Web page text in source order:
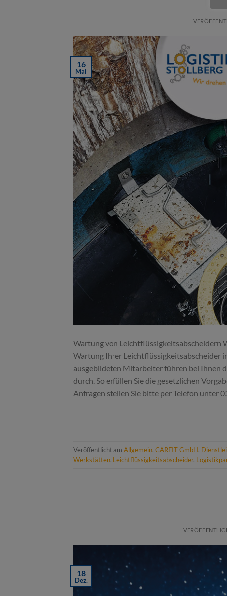
16
Mai
Wartung von Leichtflüssigkeitsabscheidern
Wartung Ihrer Leichtflüssigkeitsabscheider
ausgebildeten Mitarbeiter führen bei Ihnen
durch. So erfüllen Sie die gesetzlichen
Anfragen stellen Sie bitte per Telefon unter
Veröffentlicht am Allgemein, CARFIT GmbH,
Werkstätten, Leichtflüssigkeitsabscheider,
18
Dez.